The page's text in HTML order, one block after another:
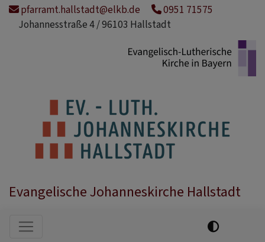
Direktpfarramt.hallstadt@elkb.de
0951 71575
Johannesstraße 4 / 96103 Hallstadt
Evangelische Johanneskirche Hallstadt
Hauptnavigation